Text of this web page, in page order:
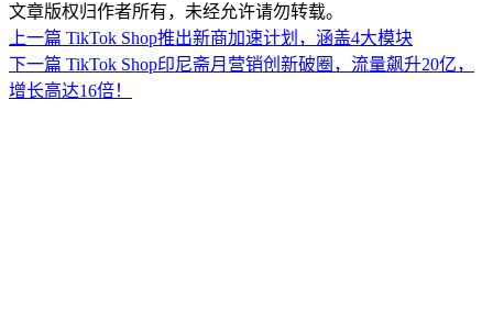
文章版权归作者所有，未经允许请勿转载。
上一篇 TikTok Shop推出新商加速计划，涵盖4大模块
下一篇 TikTok Shop印尼斋月营销创新破圈，流量飙升20亿，
增长高达16倍！